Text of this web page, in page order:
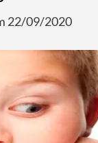
22/09/2020